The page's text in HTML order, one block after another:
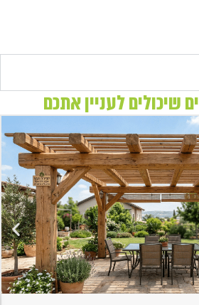
שיכולים לעניין אתכם